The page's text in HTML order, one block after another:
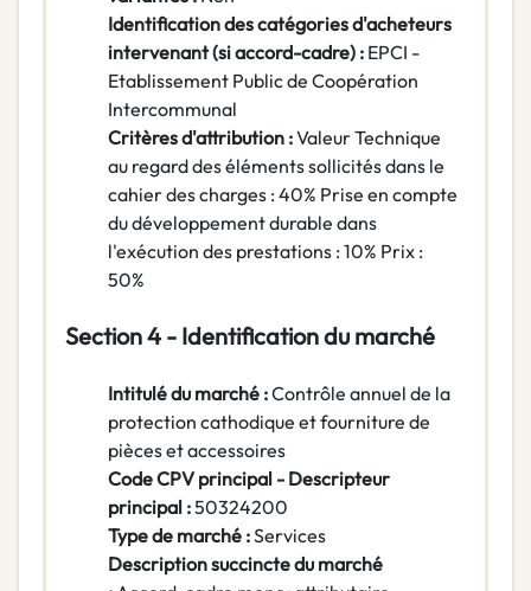
Identification des catégories d'acheteurs
intervenant (si accord-cadre) : EPCI -
Etablissement Public de Coopération
Intercommunal
Critères d'attribution :Valeur Technique
au regard des éléments sollicités dans le
cahier des charges : 40% Prise en compte
du développement durable dans
l'exécution des prestations : 10% Prix :
50%
Section 4 - Identification du marché
Intitulé du marché :Contrôle annuel de la
protection cathodique et fourniture de
pièces et accessoires
Code CPV principal - Descripteur
principal :50324200
Type de marché :Services
Description succincte du marché